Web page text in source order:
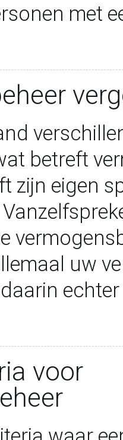
met
betreft
zijn eigen
uw
voor